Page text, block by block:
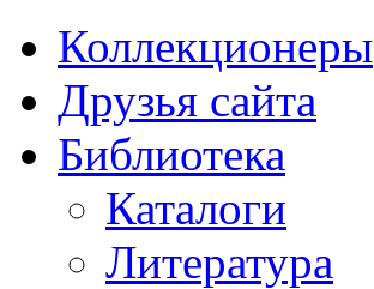
Коллекционеры
Друзья сайта
Библиотека
Каталоги
Литература